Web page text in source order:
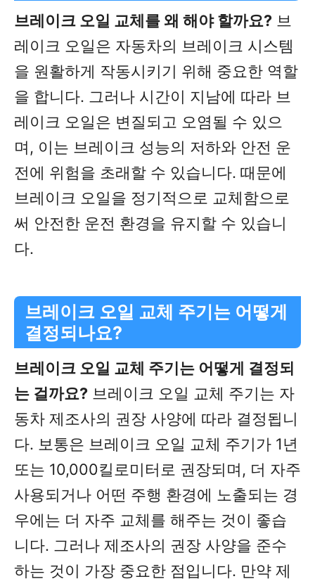
브레이크 오일 교체를 왜 해야 할까요? 브
레이크 오일은 자동차의 브레이크 시스템
을 원활하게 작동시키기 위해 중요한 역할
을 합니다. 그러나 시간이 지남에 따라 브
레이크 오일은 변질되고 오염될 수 있으
며, 이는 브레이크 성능의 저하와 안전 운
전에 위험을 초래할 수 있습니다. 때문에
브레이크 오일을 정기적으로 교체함으로
써 안전한 운전 환경을 유지할 수 있습니
다.
브레이크 오일 교체 주기는 어떻게
결정되나요?
브레이크 오일 교체 주기는 어떻게 결정되
는 걸까요? 브레이크 오일 교체 주기는 자
동차 제조사의 권장 사양에 따라 결정됩니
다. 보통은 브레이크 오일 교체 주기가 1년
또는 10,000킬로미터로 권장되며, 더 자주
사용되거나 어떤 주행 환경에 노출되는 경
우에는 더 자주 교체를 해주는 것이 좋습
니다. 그러나 제조사의 권장 사양을 준수
하는 것이 가장 중요한 점입니다. 만약 제